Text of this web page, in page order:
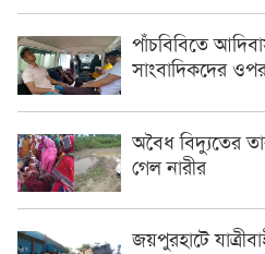
পাঁচবিবিতে
সাংবাদিকদের
অবৈধ বিদ্যুতের
গেল নারীর
জয়পুরহাটে